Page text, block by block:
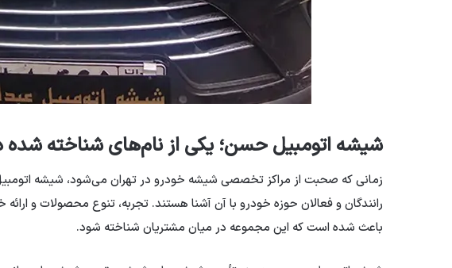
شیشه اتومبیل حسن؛ یکی از نام‌های شناخته شده
زمانی که صحبت از مراکز تخصصی شیشه خودرو در تهران می‌شود، شیشه
رانندگان و فعالان حوزه خودرو با آن آشنا هستند. تجربه، تنوع محصولات و
باعث شده است که این مجموعه در میان مشتریان شناخته شود.